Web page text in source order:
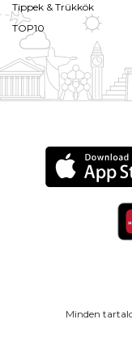
Tippek & Trükkök
TOP10
Minden